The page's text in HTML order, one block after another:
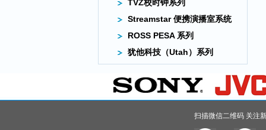
TVZ校时钟系列
Streamstar 便携演播室系统
ROSS PESA 系列
犹他科技（Utah）系列
扫描微信二维码 关注